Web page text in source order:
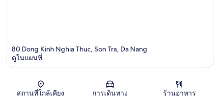
แผนที่
80 Dong Kinh Nghia Thuc, Son Tra, Da Nang
ดูในแผนที่
สถานที่ใกล้เคียง การเดินทาง ร้านอาหาร